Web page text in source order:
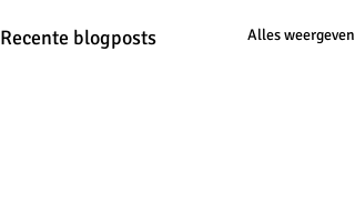
Recente blogposts Alles weergeven